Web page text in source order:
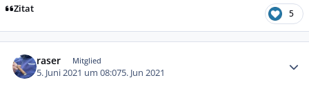
Zitat 5
raser Mitglied
5. Juni 2021 um 08:075. Jun 2021